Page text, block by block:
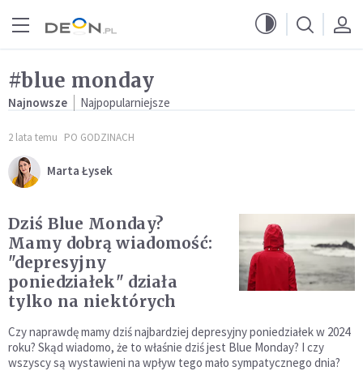
#blue monday
Najnowsze Najpopularniejsze
2 lata temu PO GODZINACH
Marta Łysek
Dziś Blue Monday?
Mamy dobrą wiadomość:
"depresyjny
poniedziałek" działa
tylko na niektórych
Czy naprawdę mamy dziś najbardziej depresyjny poniedziałek w 2024
roku? Skąd wiadomo, że to właśnie dziś jest Blue Monday? I czy
wszyscy są wystawieni na wpływ tego mało sympatycznego dnia?